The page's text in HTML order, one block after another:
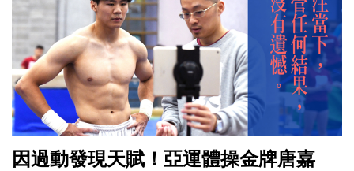
因過動發現天賦！亞運體操金牌唐嘉